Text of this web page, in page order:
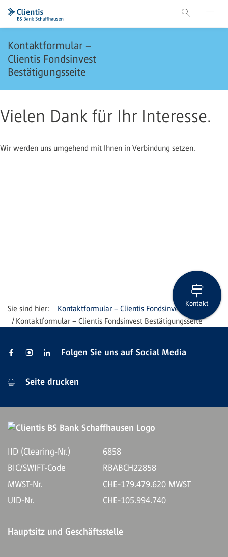
Kontaktformular –
Clientis Fondsinvest
Bestätigungsseite
Vielen Dank für Ihr Interesse.
Wir werden uns umgehend mit Ihnen in Verbindung setzen.
Kontaktformular – Clientis Fondsinvest
Kontaktformular – Clientis Fondsinvest Bestätigungsseite
Kontakt
Folgen Sie uns auf Social Media
Seite drucken
IID (Clearing-Nr.)
6858
BIC/SWIFT-Code
RBABCH22858
MWST-Nr.
CHE-179.479.620 MWST
UID-Nr.
CHE-105.994.740
Hauptsitz und Geschäftsstelle